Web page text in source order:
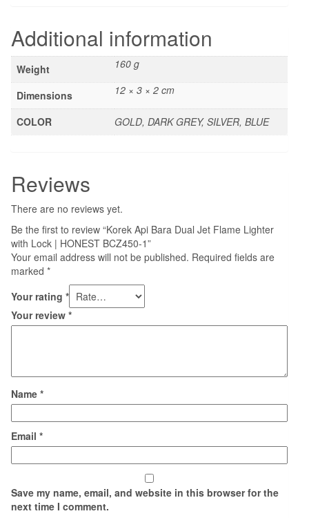
Additional information
Weight 160 g
Dimensions 12 × 3 × 2 cm
COLOR GOLD, DARK GREY, SILVER, BLUE
Reviews
There are no reviews yet.
Be the first to review “Korek Api Bara Dual Jet Flame Lighter
with Lock | HONEST BCZ450-1”
Your email address will not be published. Required fields are
marked *
Your rating *
Your review *
Name *
Email *
Save my name, email, and website in this browser for the
next time I comment.